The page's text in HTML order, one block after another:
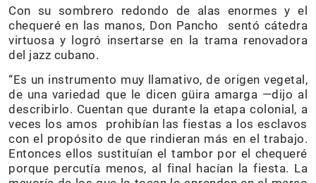
Con su sombrero redondo de alas enormes y el
chequeré en las manos, Don Pancho sentó cátedra
virtuosa y logró insertarse en la trama renovadora
del jazz cubano.
“Es un instrumento muy llamativo, de origen vegetal,
de una variedad que le dicen güira amarga —dijo al
describirlo. Cuentan que durante la etapa colonial, a
veces los amos prohibían las fiestas a los esclavos
con el propósito de que rindieran más en el trabajo.
Entonces ellos sustituían el tambor por el chequeré
porque percutía menos, al final hacían la fiesta. La